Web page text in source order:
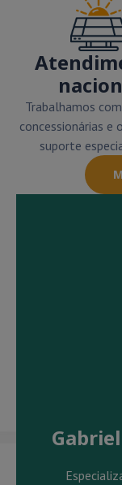
Trabalhamos
concessionárias e
suporte